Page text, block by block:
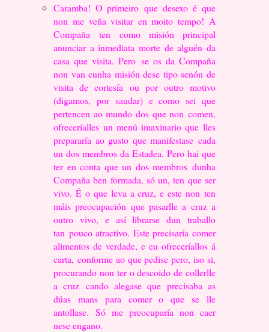
Caramba! O primeiro que desexo é que
non me veña visitar en moito tempo! A
Compañaten como misión principal
anunciar a inmediata morte de alguén da
casa que visita. Pero se os da Compaña
non van cunha misión dese tipo senón de
visita de cortesía ou por outro motivo
(digamos, por saudar) e como sei que
pertencen ao mundo dos que non comen,
ofreceríalles un menú imaxinario que lles
prepararía ao gusto que manifestase cada
un dos membros da Estadea. Pero hai que
ter en conta que un dos membros dunha
Compaña ben formada, só un, ten que ser
vivo. É o que leva a cruz, e este non ten
máis preocupación que pasarlle a cruz a
outro vivo, e así librarse dun traballo
tan pouco atractivo. Este precisaría comer
alimentos de verdade, e eu ofreceríallos á
carta, conforme ao que pedise pero, iso si,
procurando non ter o descoido de collerlle
a cruz cando alegase que precisaba as
dúas mans para comer o que se lle
antollase.Só me preocuparía non caer
nese engano.